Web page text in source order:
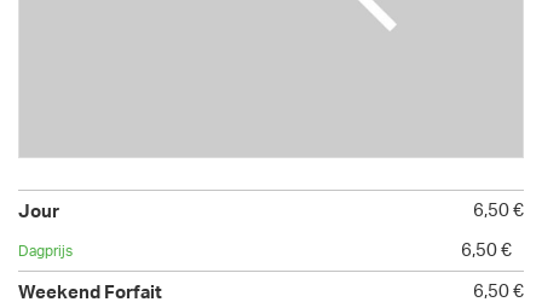
6,50 €
6,50 €
6,50 €